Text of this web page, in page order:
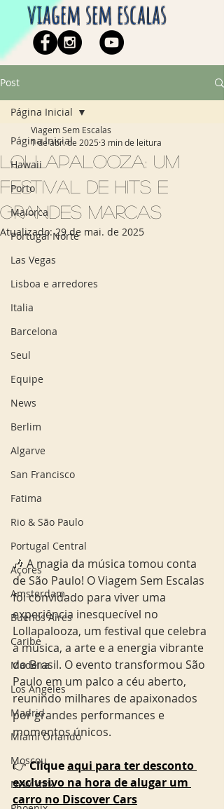
viagem sem escalas
Post
Página Inicial
Hawaii
Porto
Maiorca
Portugal Norte
Las Vegas
Lisboa e arredores
Italia
Barcelona
Seul
Equipe
News
Berlim
Algarve
San Francisco
Fatima
Rio & São Paulo
Portugal Central
Açores
Amsterdam
Buenos Aires
Caribe
Madeira
Los Angeles
Madrid
Miami Orlando
Moscou
New York
Página Inicial
Lollapalooza: um
festival de hits e
grandes marcas
Viagem Sem Escalas
1 de abr. de 2025 3 min de leitura
Atualizado:29 de mai. de 2025
🎶 A magia da música tomou conta
de São Paulo! O Viagem Sem Escalas
foi convidado para viver uma
experiência inesquecível no
Lollapalooza, um festival que celebra
a música, a arte e a energia vibrante
do Brasil. O evento transformou São
Paulo em um palco a céu aberto,
reunindo milhares de apaixonados
por grandes performances e
momentos únicos.
👉 Clique aqui para ter desconto
exclusivo na hora de alugar um
carro no Discover Cars